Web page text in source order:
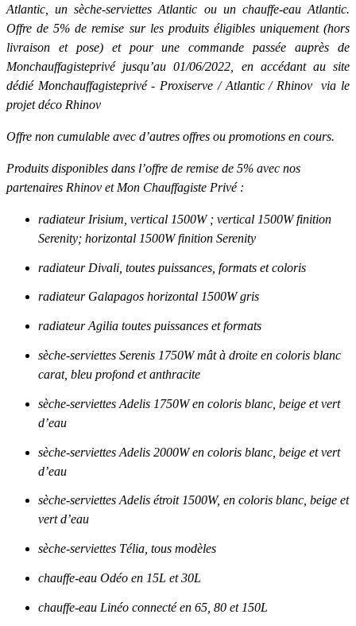
Atlantic, un sèche-serviettes Atlantic ou un chauffe-eau Atlantic.
Offre de 5% de remise sur les produits éligibles uniquement (hors
livraison et pose) et pour une commande passée auprès de
Monchauffagisteprivé jusqu’au 01/06/2022, en accédant au site
dédié Monchauffagisteprivé - Proxiserve / Atlantic / Rhinov via le
projet déco Rhinov
Offre non cumulable avec d’autres offres ou promotions en cours.
Produits disponibles dans l’offre de remise de 5% avec nos
partenaires Rhinov et Mon Chauffagiste Privé :
radiateur Irisium, vertical 1500W ; vertical 1500W finition
Serenity; horizontal 1500W finition Serenity
radiateur Divali, toutes puissances, formats et coloris
radiateur Galapagos horizontal 1500W gris
radiateur Agilia toutes puissances et formats
sèche-serviettes Serenis 1750W mât à droite en coloris blanc
carat, bleu profond et anthracite
sèche-serviettes Adelis 1750W en coloris blanc, beige et vert
d’eau
sèche-serviettes Adelis 2000W en coloris blanc, beige et vert
d’eau
sèche-serviettes Adelis étroit 1500W, en coloris blanc, beige et
vert d’eau
sèche-serviettes Télia, tous modèles
chauffe-eau Odéo en 15L et 30L
chauffe-eau Linéo connecté en 65, 80 et 150L